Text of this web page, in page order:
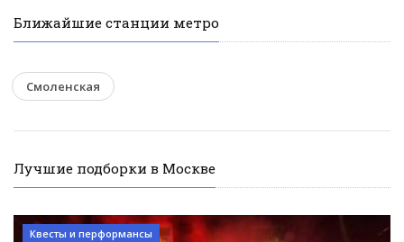
Ближайшие станции метро
Смоленская
Лучшие подборки в Москве
Квесты и перформансы